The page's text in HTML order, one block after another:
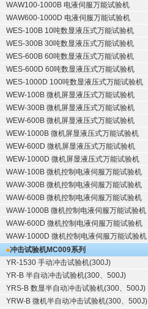
WAW100-1000B 电液伺服万能试验机
WAW600-1000D 电液伺服万能试验机
WES-100B 10吨数显液压式万能试验机
WES-300B 30吨数显液压式万能试验机
WES-600B 60吨数显液压式万能试验机
WES-600D 60吨数显液压式万能试验机
WES-1000D 100吨数显液压式万能试验机
WEW-100B 微机屏显液压式万能试验机
WEW-300B 微机屏显液压式万能试验机
WEW-600B 微机屏显液压式万能试验机
WEW-1000B 微机屏显液压式万能试验机
WEW-600D 微机屏显液压式万能试验机
WEW-1000D 微机屏显液压式万能试验机
WAW-100B 微机控制电液伺服万能试验机
WAW-300B 微机控制电液伺服万能试验机
WAW-600B 微机控制电液伺服万能试验机
WAW-1000B 微机控制电液伺服万能试验机
WAW-600D 微机控制电液伺服万能试验机
WAW-1000D 微机控制电液伺服万能试验机
冲击试验机MC009系列
YR-1530 手动冲击试验机(300J)
YR-B 半自动冲击试验机(300、500J)
YRS-B 数显半自动冲击试验机(300、500J)
YRW-B 微机半自动冲击试验机(300、500J)